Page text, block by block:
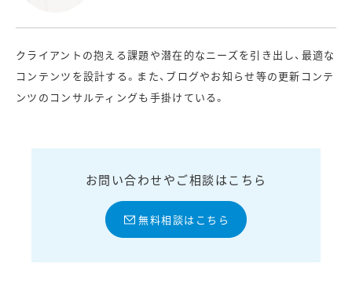
クライアントの抱える課題や潜在的なニーズを引き出し、最適な
コンテンツを設計する。また、ブログやお知らせ等の更新コンテ
ンツのコンサルティングも手掛けている。
お問い合わせやご相談はこちら
無料相談はこちら